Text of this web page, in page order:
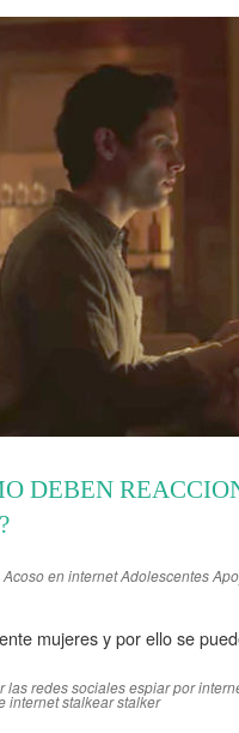
DEBEN
Acoso en internetAdolescentes
mujeres y por ello se
las redes socialesespiar por
internetstalkearstalker